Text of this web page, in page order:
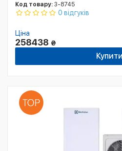
Код товару: 3-8745
0 відгуків
Ціна
258438 ₴
Купити